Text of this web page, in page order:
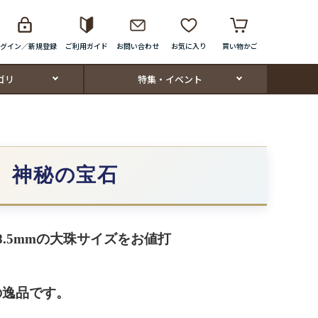
イン／新規登録 ご利用ガイド お問い合わせ お気に入り 買い物かご
リ 特集・イベント
神秘の宝石
の大珠サイズをお値打
品です。